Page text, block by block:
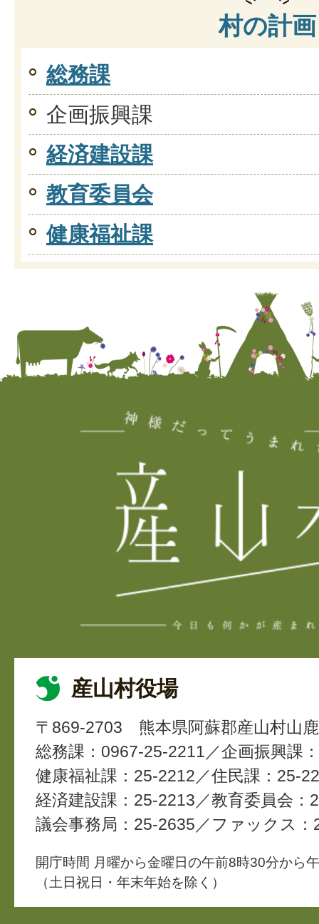
村の計画
総務課
企画振興課
経済建設課
教育委員会
健康福祉課
産山村役場
〒869-2703
熊本県阿蘇郡産山村山
総務課：0967-25-2211
企画振興課
健康福祉課：25-2212
住民課：25-
経済建設課：25-2213
教育委員会：
議会事務局：25-2635
ファックス：
開庁時間 月曜から金曜日の午前8時30分から
（土日祝日・年末年始を除く）